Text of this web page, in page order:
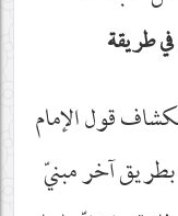
طريقة
قول الإمام
آخر مبنيّ